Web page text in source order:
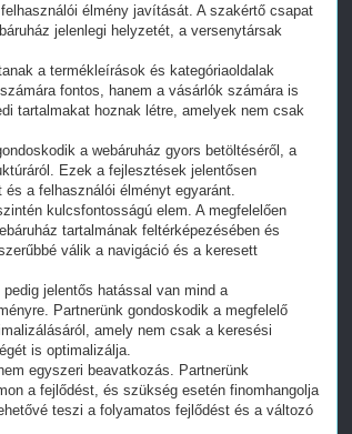
élmény javítását. A szakértő csapat
jelenlegi helyzetét, a versenytársak
a termékleírások és kategóriaoldalak
fontos, hanem a vásárlók számára is
tartalmakat hoznak létre, amelyek nem csak
a webáruház gyors betöltéséről, a
Ezek a fejlesztések jelentősen
a felhasználói élményt egyaránt.
kulcsfontosságú elem. A megfelelően
tartalmának feltérképezésében és
válik a navigáció és a keresett
jelentős hatással van mind a
Partnerünk gondoskodik a megfelelő
amely nem csak a keresési
is optimalizálja.
egyszeri beavatkozás. Partnerünk
a fejlődést, és szükség esetén finomhangolja
teszi a folyamatos fejlődést és a változó